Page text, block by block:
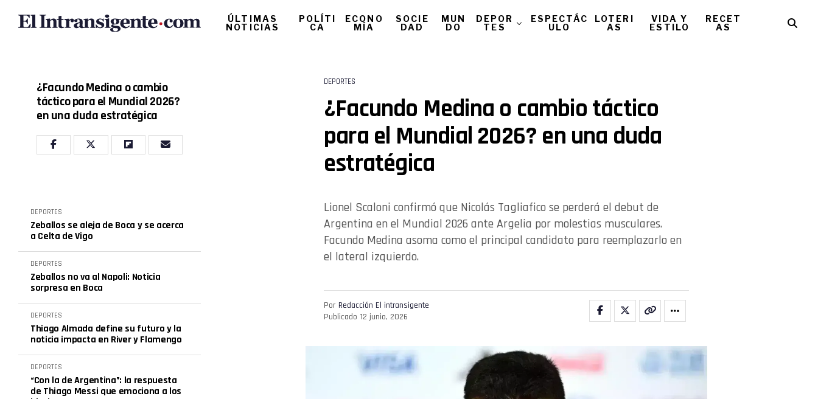
ÚLTIMAS
NOTICIAS
POLÍTI
CA
ECONO
MÍA
SOCIE
DAD
MUN
DO
DEPOR
TES
ESPECTÁC
ULO
LOTERI
AS
VIDA Y
ESTILO
RECET
AS
¿Facundo Medina o cambio
táctico para el Mundial 2026?
en una duda estratégica
DEPORTES
Zeballos se aleja de Boca y se acerca
a Celta de Vigo
DEPORTES
Zeballos no va al Napoli: Noticia
sorpresa en Boca
DEPORTES
Thiago Almada define su futuro y la
noticia impacta en River y Flamengo
DEPORTES
“Con la de Argentina”: la respuesta
de Thiago Messi que emociona a los
DEPORTES
¿Facundo Medina o cambio táctico
para el Mundial 2026? en una duda
estratégica
Lionel Scaloni confirmó que Nicolás Tagliafico se perderá el debut de
Argentina en el Mundial 2026 ante Argelia por molestias musculares.
Facundo Medina asoma como el principal candidato para reemplazarlo en
el lateral izquierdo.
Por Redacción El intransigente
Publicado 12 junio, 2026